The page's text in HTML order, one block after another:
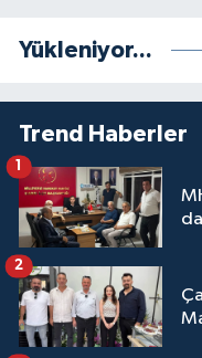
Yükleniyor...
Trend Haberler
1
2